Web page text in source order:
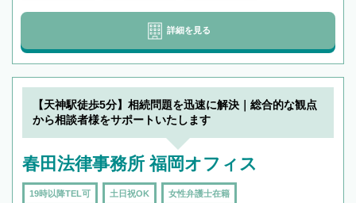
詳細を見る
【天神駅徒歩5分】相続問題を迅速に解決｜総合的な観点
から相談者様をサポートいたします
春田法律事務所 福岡オフィス
19時以降TEL可 土日祝OK 女性弁護士在籍